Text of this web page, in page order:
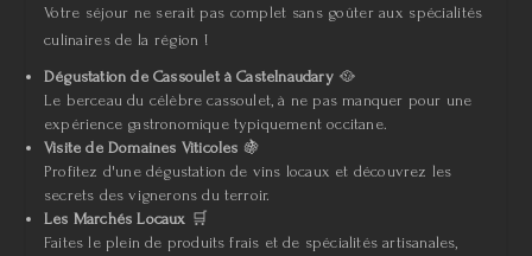
Votre séjour ne serait pas complet sans goûter aux spécialités
culinaires de la région !
Dégustation de Cassoulet à Castelnaudary🥘
Le berceau du célèbre cassoulet, à ne pas manquer pour une
expérience gastronomique typiquement occitane.
Visite de Domaines Viticoles 🍇
Profitez d'une dégustation de vins locaux et découvrez les
secrets des vignerons du terroir.
Les Marchés Locaux 🛒
Faites le plein de produits frais et de spécialités artisanales,